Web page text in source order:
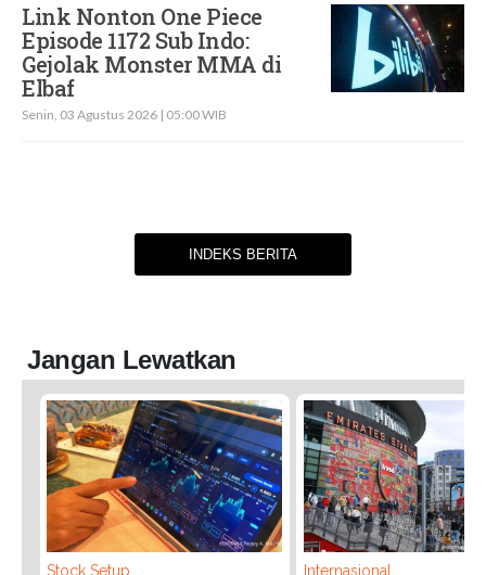
Link Nonton One Piece
Episode 1172 Sub Indo:
Gejolak Monster MMA di
Elbaf
Senin, 03 Agustus 2026 | 05:00 WIB
INDEKS BERITA
Jangan Lewatkan
Stock Setup Internasional